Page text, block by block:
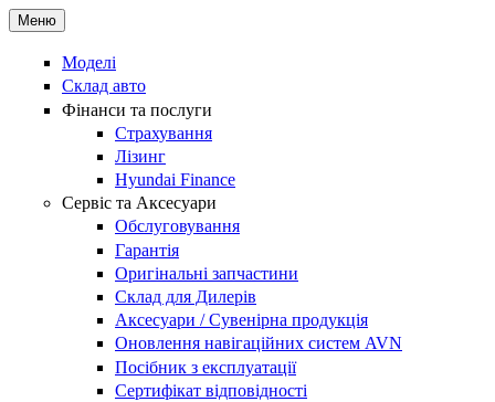
Меню
Моделі
Склад авто
Фінанси та послуги
Страхування
Лізинг
Hyundai Finance
Сервіс та Аксесуари
Обслуговування
Гарантія
Оригінальні запчастини
Склад для Дилерів
Аксесуари / Сувенірна продукція
Оновлення навігаційних систем AVN
Посібник з експлуатації
Сертифікат відповідності